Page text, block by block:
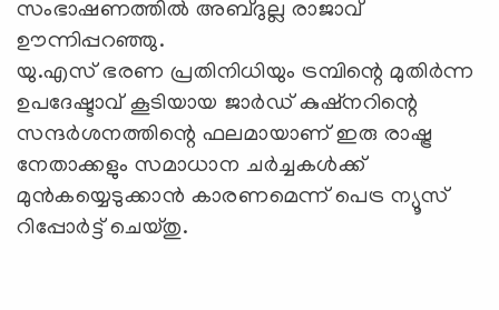
സംഭാഷണത്തില്‍ അബ്ദുല്ല രാജാവ്
ഊന്നിപ്പറഞ്ഞു.
യു.എസ് ഭരണ പ്രതിനിധിയും ട്രമ്പിന്റെ മുതിര്‍ന്ന
ഉപദേഷ്ടാവ് കൂടിയായ ജാര്‍ഡ് കുഷ്‌നറിന്റെ
സന്ദര്‍ശനത്തിന്റെ ഫലമായാണ് ഇരു രാഷ്ട്ര
നേതാക്കളും സമാധാന ചര്‍ച്ചകള്‍ക്ക്
മുന്‍കയ്യെടുക്കാന്‍ കാരണമെന്ന് പെട്ര ന്യൂസ്
റിപ്പോര്‍ട്ട് ചെയ്തു.